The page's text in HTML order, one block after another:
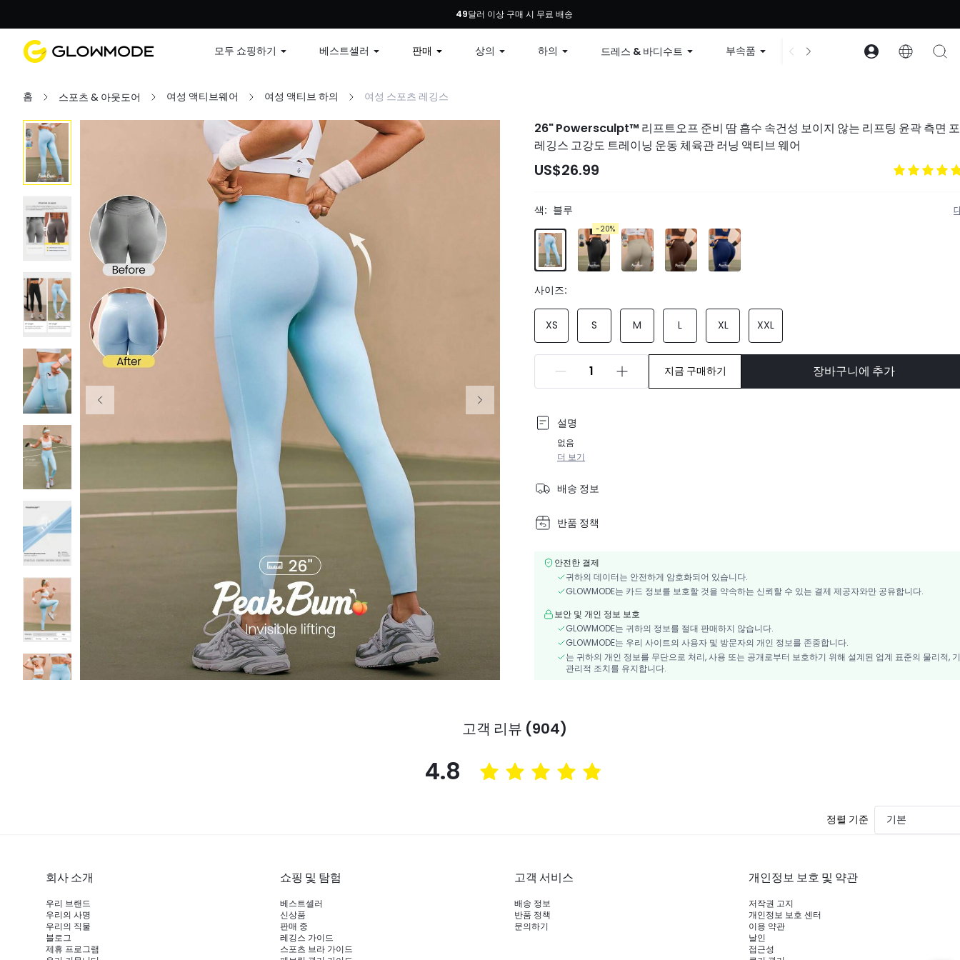
첫 주문: 모든 주문 10% 할인, 79달러 이상 구매 시 12% 할인, 99달러 이상 구매 시 15% 할인 | 할인 코드: GLOWNEW
49달러 이상 구매 시 무료 배송
모두 쇼핑하기 베스트셀러 판매 상의 하의 드레스 & 바디수트 부속품 컬렉션 구조 회사
홈 스포츠 & 아웃도어 여성 액티브웨어 여성 액티브 하의 여성 스포츠 레깅스
26" Powersculpt™ 리프트오프 준비 땀 흡수 속건성 보이지 않는 리프팅 윤곽 측면
레깅스 고강도 트레이닝 운동 체육관 러닝 액티브 웨어
US$26.99
색: 블루
-20%
사이즈:
XS S M L XL XXL
지금 구매하기 장바구니에 추가
설명
없음
더 보기
배송 정보
반품 정책
안전한 결제
귀하의 데이터는 안전하게 암호화되어 있습니다.
GLOWMODE는 카드 정보를 보호할 것을 약속하는 신뢰할 수 있는 결제 제공자와만 공유합니다.
보안 및 개인 정보 보호
GLOWMODE는 귀하의 정보를 절대 판매하지 않습니다.
GLOWMODE는 우리 사이트의 사용자 및 방문자의 개인 정보를 존중합니다.
는 귀하의 개인 정보를 무단으로 처리, 사용 또는 공개로부터 보호하기 위해 설계된 업계 표준의 물리적,
관리적 조치를 유지합니다.
고객 리뷰 (904)
4.8
정렬 기준 기본
회사 소개
우리 브랜드
우리의 사명
우리의 직물
블로그
제휴 프로그램
쇼핑 및 탐험
베스트셀러
신상품
판매 중
레깅스 가이드
스포츠 브라 가이드
고객 서비스
배송 정보
반품 정책
문의하기
개인정보 보호 및 약관
저작권 고지
개인정보 보호 센터
이용 약관
날인
접근성